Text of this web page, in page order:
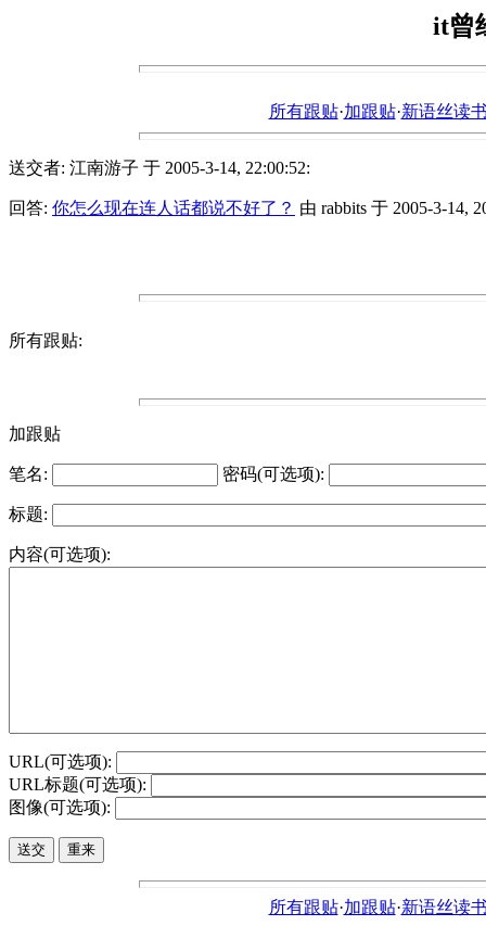
it曾
所有跟贴·加跟贴·新语丝读
送交者: 江南游子 于 2005-3-14, 22:00:52:
回答: 你怎么现在连人话都说不好了？ 由 rabbits 于 2005-3-14,
所有跟贴:
加跟贴
笔名: 密码(可选项):
标题:
内容(可选项):
URL(可选项):
URL标题(可选项):
图像(可选项):
所有跟贴·加跟贴·新语丝读